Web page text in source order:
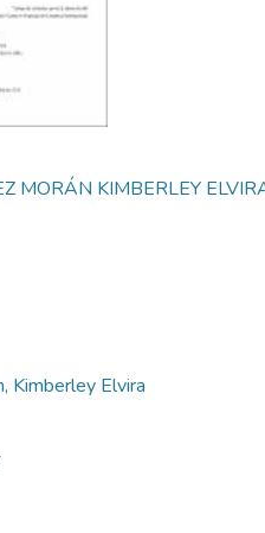
MORÁN KIMBERLEY
Kimberley Elvira